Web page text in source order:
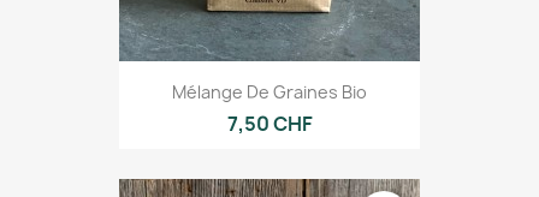
Mélange De Graines Bio
7,50 CHF